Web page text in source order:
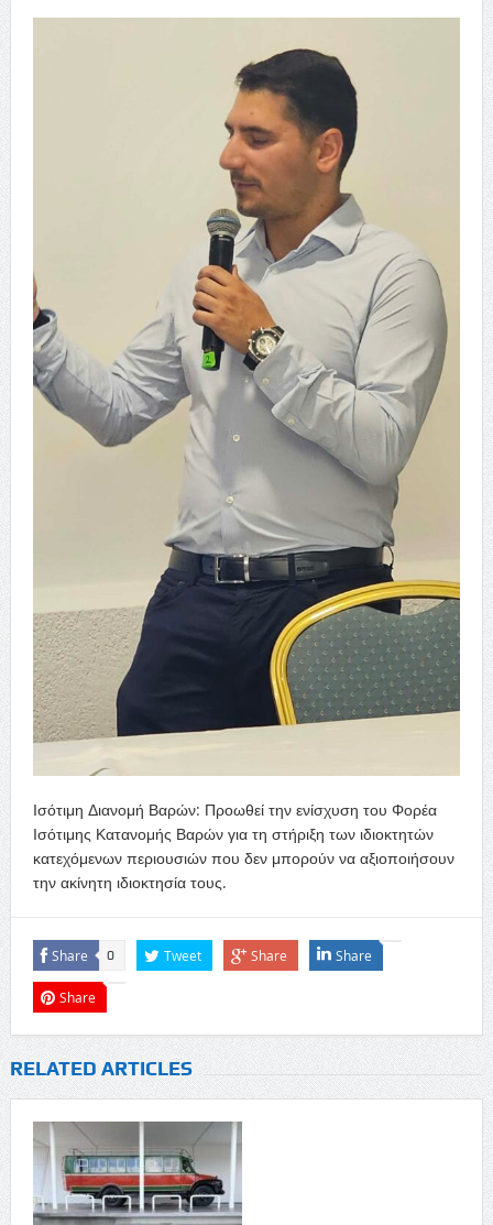
Ισότιμη Διανομή Βαρών: Προωθεί την ενίσχυση του Φορέα
Ισότιμης Κατανομής Βαρών για τη στήριξη των ιδιοκτητών
κατεχόμενων περιουσιών που δεν μπορούν να αξιοποιήσουν
την ακίνητη ιδιοκτησία τους.
Share 0 Tweet Share Share
Share
RELATED ARTICLES